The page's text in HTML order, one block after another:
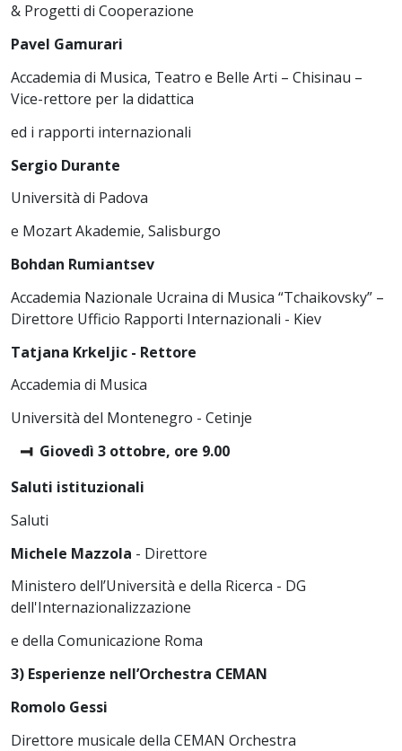
& Progetti di Cooperazione
Pavel Gamurari
Accademia di Musica, Teatro e Belle Arti – Chisinau –
Vice-rettore per la didattica
ed i rapporti internazionali
Sergio Durante
Università di Padova
e Mozart Akademie, Salisburgo
Bohdan Rumiantsev
Accademia Nazionale Ucraina di Musica “Tchaikovsky” –
Direttore Ufficio Rapporti Internazionali - Kiev
Tatjana Krkeljic - Rettore
Accademia di Musica
Università del Montenegro - Cetinje
Giovedì 3 ottobre, ore 9.00
Saluti istituzionali
Saluti
Michele Mazzola - Direttore
Ministero dell’Università e della Ricerca - DG
dell'Internazionalizzazione
e della Comunicazione Roma
3) Esperienze nell’Orchestra CEMAN
Romolo Gessi
Direttore musicale della CEMAN Orchestra